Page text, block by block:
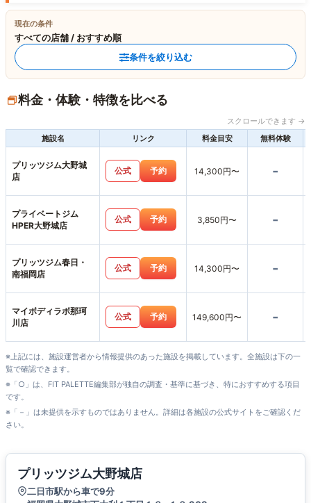
現在の条件
すべての店舗 / おすすめ順
条件を絞り込む
料金・体験・特徴を比べる
スクロールできます →
施設名
リンク 料金目安 無料体験
プリッツジム大野城
店
公式 予約 14,300円〜 -
プライベートジム
HPER大野城店
公式 予約 3,850円〜 -
プリッツジム春日・
南福岡店
公式 予約 14,300円〜 -
マイボディラボ那珂
川店
公式 予約 149,600円〜 -
※上記には、施設運営者から情報提供のあった施設を掲載しています。全施設は下の一
覧で確認できます。
※「○」は、FIT PALETTE編集部が独自の調査・基準に基づき、特におすすめする項目
です。
※「－」は未提供を示すものではありません。詳細は各施設の公式サイトをご確認くだ
さい。
プリッツジム大野城店
二日市駅から車で9分